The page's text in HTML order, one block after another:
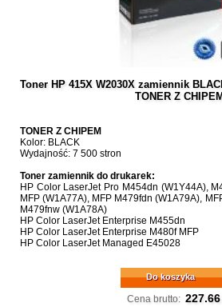
Toner HP 415X W2030X zamiennik
TONER Z CHIPEM
TONER Z CHIPEM
Kolor: BLACK
Wydajność: 7 500 stron
Toner zamiennik do drukarek:
HP Color LaserJet Pro M454dn (W1Y44A),
MFP (W1A77A), MFP M479fdn (W1A79A),
M479fnw (W1A78A)
HP Color LaserJet Enterprise M455dn
HP Color LaserJet Enterprise M480f MFP
HP Color LaserJet Managed E45028
Do koszyka
Cena brutto: 227.66